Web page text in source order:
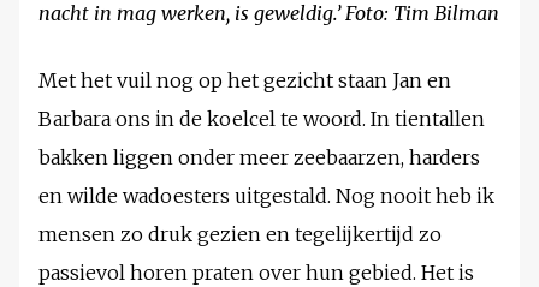
nacht in mag werken, is geweldig.’ Foto: Tim Bilman
Met het vuil nog op het gezicht staan Jan en
Barbara ons in de koelcel te woord. In tientallen
bakken liggen onder meer zeebaarzen, harders
en wilde wadoesters uitgestald. Nog nooit heb ik
mensen zo druk gezien en tegelijkertijd zo
passievol horen praten over hun gebied. Het is